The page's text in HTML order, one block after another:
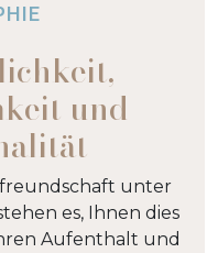
und
unter
es, Ihnen dies
Aufenthalt und